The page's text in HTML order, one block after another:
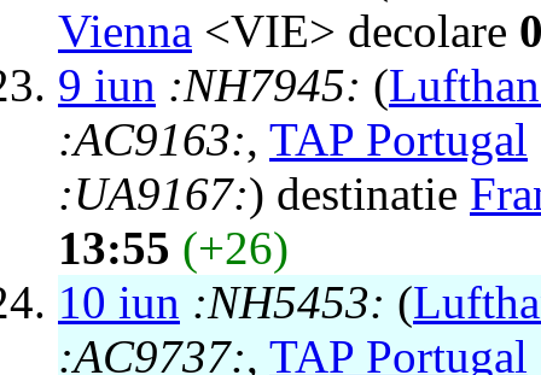
Vienna <VIE> decolare
9 iun :NH7945: (
:AC9163:, TAP Portugal
:UA9167:) destinatie
13:55 (+26)
10 iun :NH5453: (
:AC9737:, TAP Portugal